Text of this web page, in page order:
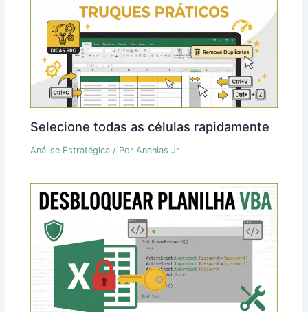
Selecione todas as células rapidamente
Análise Estratégica / PorAnanias Jr